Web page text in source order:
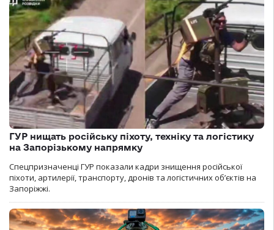
ГУР нищать російську піхоту, техніку та логістику
на Запорізькому напрямку
Спецпризначенці ГУР показали кадри знищення російської
піхоти, артилерії, транспорту, дронів та логістичних об’єктів на
Запоріжжі.